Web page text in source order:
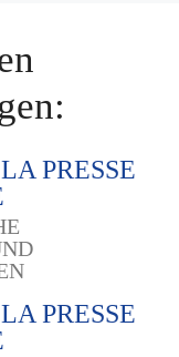
PRESSE
PRESSE